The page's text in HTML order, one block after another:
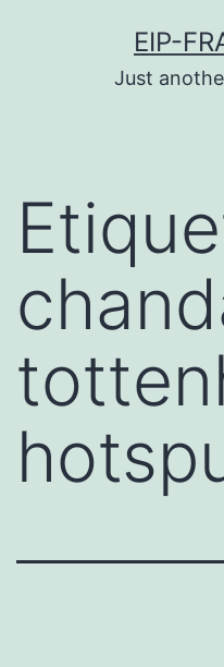
EIP-
Just